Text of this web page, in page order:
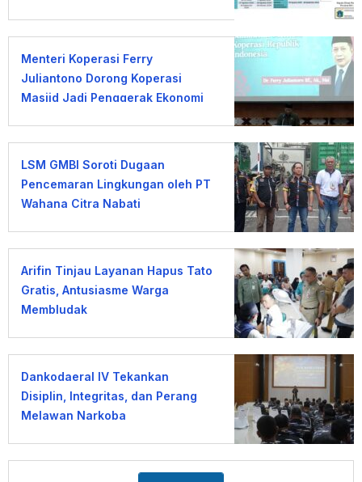
Menteri Koperasi Ferry
Juliantono Dorong Koperasi
Masjid Jadi Penggerak Ekonomi
LSM GMBI Soroti Dugaan
Pencemaran Lingkungan oleh PT
Wahana Citra Nabati
Arifin Tinjau Layanan Hapus Tato
Gratis, Antusiasme Warga
Membludak
Dankodaeral IV Tekankan
Disiplin, Integritas, dan Perang
Melawan Narkoba